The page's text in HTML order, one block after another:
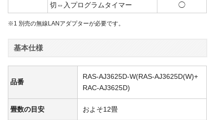
切⇔入プログラムタイマー
◯
※1 別売の無線LANアダプターが必要です。
基本仕様
品番
RAS-AJ3625D-W(RAS-AJ3625D(W)+
RAC-AJ3625D)
畳数の目安 およそ12畳